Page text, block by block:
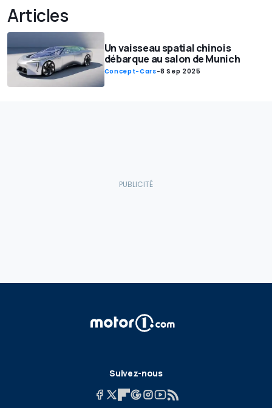
Articles
Un vaisseau spatial chinois
débarque au salon de Munich
Concept-Cars-8 Sep 2025
Suivez-nous